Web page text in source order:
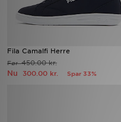
Fila Camalfi Herre
Før450.00 kr.
Nu 300.00 kr. Spar 33%
Hjælp & information